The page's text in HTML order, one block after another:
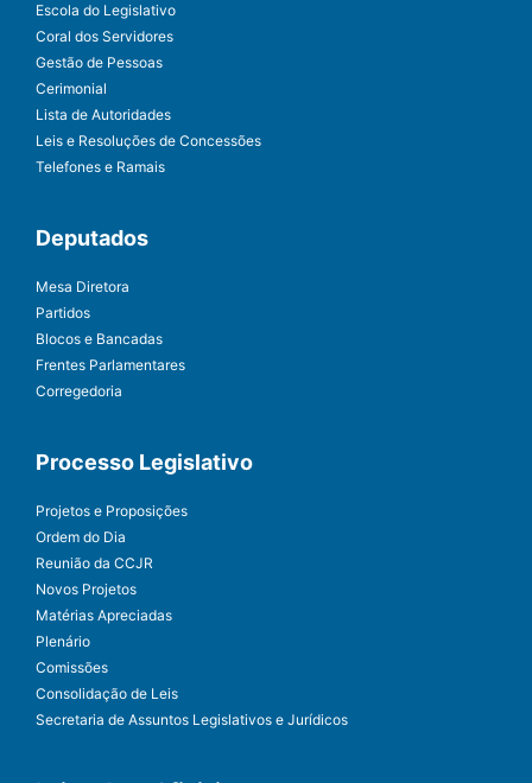
Escola do Legislativo
Coral dos Servidores
Gestão de Pessoas
Cerimonial
Lista de Autoridades
Leis e Resoluções de Concessões
Telefones e Ramais
Deputados
Mesa Diretora
Partidos
Blocos e Bancadas
Frentes Parlamentares
Corregedoria
Processo Legislativo
Projetos e Proposições
Ordem do Dia
Reunião da CCJR
Novos Projetos
Matérias Apreciadas
Plenário
Comissões
Consolidação de Leis
Secretaria de Assuntos Legislativos e Jurídicos